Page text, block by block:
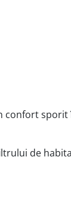
confort sporit
de